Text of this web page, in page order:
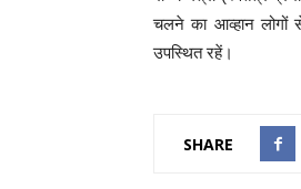
चलने का आव्हान लोगों
उपस्थित रहें।
SHARE